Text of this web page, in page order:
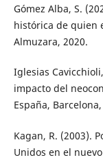
Gómez Alba, S.
histórica de quien
Almuzara, 2020.
Iglesias
impacto del
España,
Kagan, R. (2003).
Unidos en el